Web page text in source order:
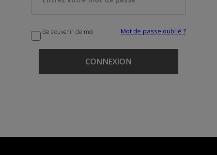
Se souvenir de moi Mot de passe oublié ?